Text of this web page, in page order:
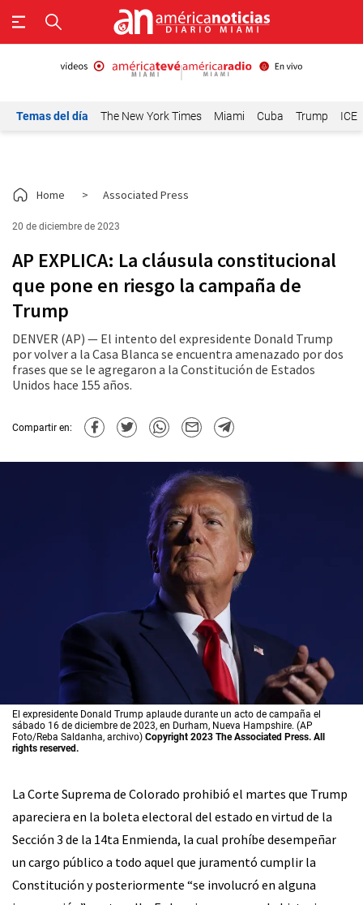
Temas del día The New York Times Miami Cuba Trump ICE
Home > Associated Press
20 de diciembre de 2023
AP EXPLICA: La cláusula constitucional
que pone en riesgo la campaña de
Trump
DENVER (AP) — El intento del expresidente Donald Trump
por volver a la Casa Blanca se encuentra amenazado por dos
frases que se le agregaron a la Constitución de Estados
Unidos hace 155 años.
Compartir en:
El expresidente Donald Trump aplaude durante un acto de campaña el
sábado 16 de diciembre de 2023, en Durham, Nueva Hampshire. (AP
Foto/Reba Saldanha, archivo) Copyright 2023 The Associated Press. All
rights reserved.
La Corte Suprema de Colorado prohibió el martes que Trump
apareciera en la boleta electoral del estado en virtud de la
Sección 3 de la 14ta Enmienda, la cual prohíbe desempeñar
un cargo público a todo aquel que juramentó cumplir la
Constitución y posteriormente “se involucró en alguna